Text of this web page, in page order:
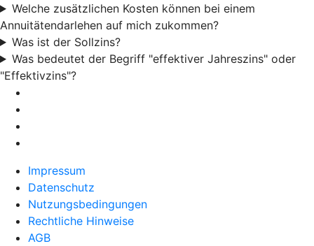
Welche zusätzlichen Kosten können bei einem
Annuitätendarlehen auf mich zukommen?
Was ist der Sollzins?
Was bedeutet der Begriff "effektiver Jahreszins" oder
"Effektivzins"?
Impressum
Datenschutz
Nutzungsbedingungen
Rechtliche Hinweise
AGB